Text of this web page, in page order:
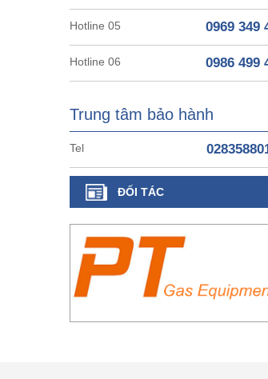
Hotline 05 0969 349
Hotline 06 0986 499
Trung tâm bảo hành
Tel
ĐỐI TÁC